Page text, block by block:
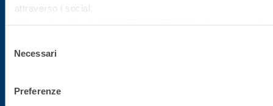
attraverso i social.
consenso è facoltativo e può essere revocato in qualsiasi
Per sapere di più sui cookie che usiamo può accedere alla
delNecessari
Preferenze
Sede direzionale
via Lazzaris, 3
Tel. +39.0422.7222